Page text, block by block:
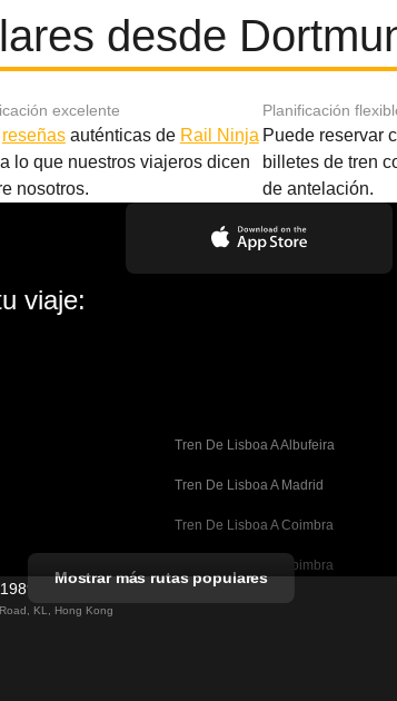
desde
excelente
reseñasauténticas de Rail Ninja
lo que nuestros viajeros dicen
nosotros.
Planificación
Puede reservar
billetes de tren
de antelación.
viaje:
Tren De Lisboa A Albufeira
Tren De Lisboa A Madrid
Tren De Lisboa A Coimbra
Tren De Oporto A Coimbra
Mostrar más rutas populares
KL, Hong Kong